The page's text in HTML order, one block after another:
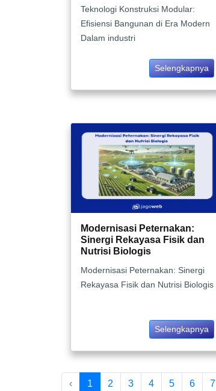
Teknologi Konstruksi Modular:
Efisiensi Bangunan di Era Modern
Dalam industri
Selengkapnya
Modernisasi Peternakan:
Sinergi Rekayasa Fisik dan
Nutrisi Biologis
Modernisasi Peternakan: Sinergi
Rekayasa Fisik dan Nutrisi Biologis
Selengkapnya
‹ 1 2 3 4 5 6 7